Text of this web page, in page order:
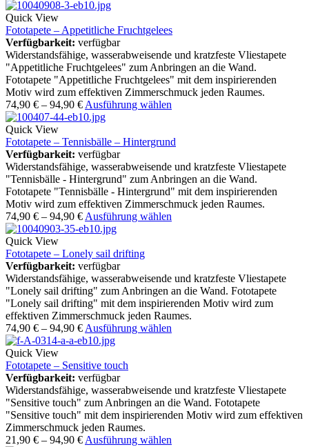
Quick View
Fototapete – Appetitliche Fruchtgelees
Verfügbarkeit: verfügbar
Widerstandsfähige, wasserabweisende und kratzfeste Vliestapete
"Appetitliche Fruchtgelees" zum Anbringen an die Wand.
Fototapete "Appetitliche Fruchtgelees" mit dem inspirierenden
Motiv wird zum effektiven Zimmerschmuck jeden Raumes.
74,90 € – 94,90 € Ausführung wählen
Quick View
Fototapete – Tennisbälle – Hintergrund
Verfügbarkeit: verfügbar
Widerstandsfähige, wasserabweisende und kratzfeste Vliestapete
"Tennisbälle - Hintergrund" zum Anbringen an die Wand.
Fototapete "Tennisbälle - Hintergrund" mit dem inspirierenden
Motiv wird zum effektiven Zimmerschmuck jeden Raumes.
74,90 € – 94,90 € Ausführung wählen
Quick View
Fototapete – Lonely sail drifting
Verfügbarkeit: verfügbar
Widerstandsfähige, wasserabweisende und kratzfeste Vliestapete
"Lonely sail drifting" zum Anbringen an die Wand. Fototapete
"Lonely sail drifting" mit dem inspirierenden Motiv wird zum
effektiven Zimmerschmuck jeden Raumes.
74,90 € – 94,90 € Ausführung wählen
Quick View
Fototapete – Sensitive touch
Verfügbarkeit: verfügbar
Widerstandsfähige, wasserabweisende und kratzfeste Vliestapete
"Sensitive touch" zum Anbringen an die Wand. Fototapete
"Sensitive touch" mit dem inspirierenden Motiv wird zum effektiven
Zimmerschmuck jeden Raumes.
21,90 € – 94,90 € Ausführung wählen